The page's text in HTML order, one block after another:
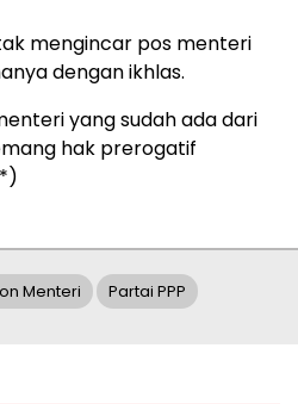
mengincar pos menteri
dengan ikhlas.
yang sudah ada dari
hak prerogatif
Menteri Partai PPP